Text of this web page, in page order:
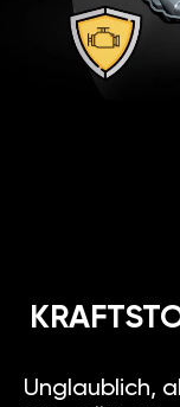
Unglaublich,